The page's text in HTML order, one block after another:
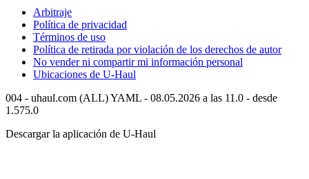
Arbitraje
Política de privacidad
Términos de uso
Política de retirada por violación de los derechos de autor
No vender ni compartir mi información personal
Ubicaciones de U-Haul
004 - uhaul.com (ALL) YAML - 08.05.2026 a las 11.0 - desde
1.575.0
Descargar la aplicación de U-Haul